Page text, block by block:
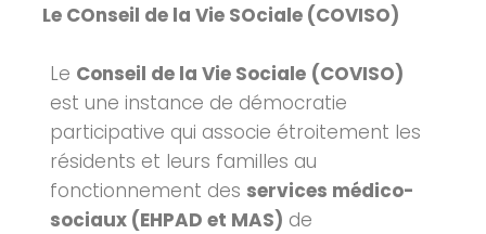
Le COnseil de la Vie SOciale (COVISO)
Le Conseil de la Vie Sociale (COVISO)
est une instance de démocratie
participative qui associe étroitement les
résidents et leurs familles au
fonctionnement des services médico-
sociaux (EHPAD et MAS) de